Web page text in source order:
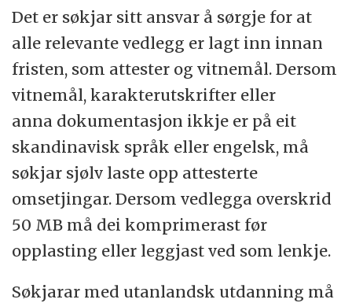
Det er søkjar sitt ansvar å sørgje for at
alle relevante vedlegg er lagt inn innan
fristen, som attester og vitnemål. Dersom
vitnemål, karakterutskrifter eller
anna dokumentasjon ikkje er på eit
skandinavisk språk eller engelsk, må
søkjar sjølv laste opp attesterte
omsetjingar. Dersom vedlegga overskrid
50 MB må dei komprimerast før
opplasting eller leggjast ved som lenkje.
Søkjarar med utanlandsk utdanning må